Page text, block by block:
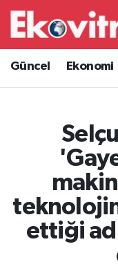
Güncel Ekonomi
ettiği
Güncel
Ekonomi
Borsa
İş Dünyası
Lojistik
Otovitrin
Hava Durumu
Trafik Durumu
Süper Lig
Tüm
Son Dakika
Haber Arşivi